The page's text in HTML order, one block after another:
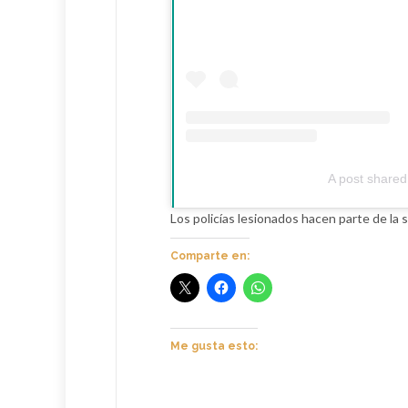
A post
Los policías lesionados hacen parte de la
Comparte en:
Me gusta esto: